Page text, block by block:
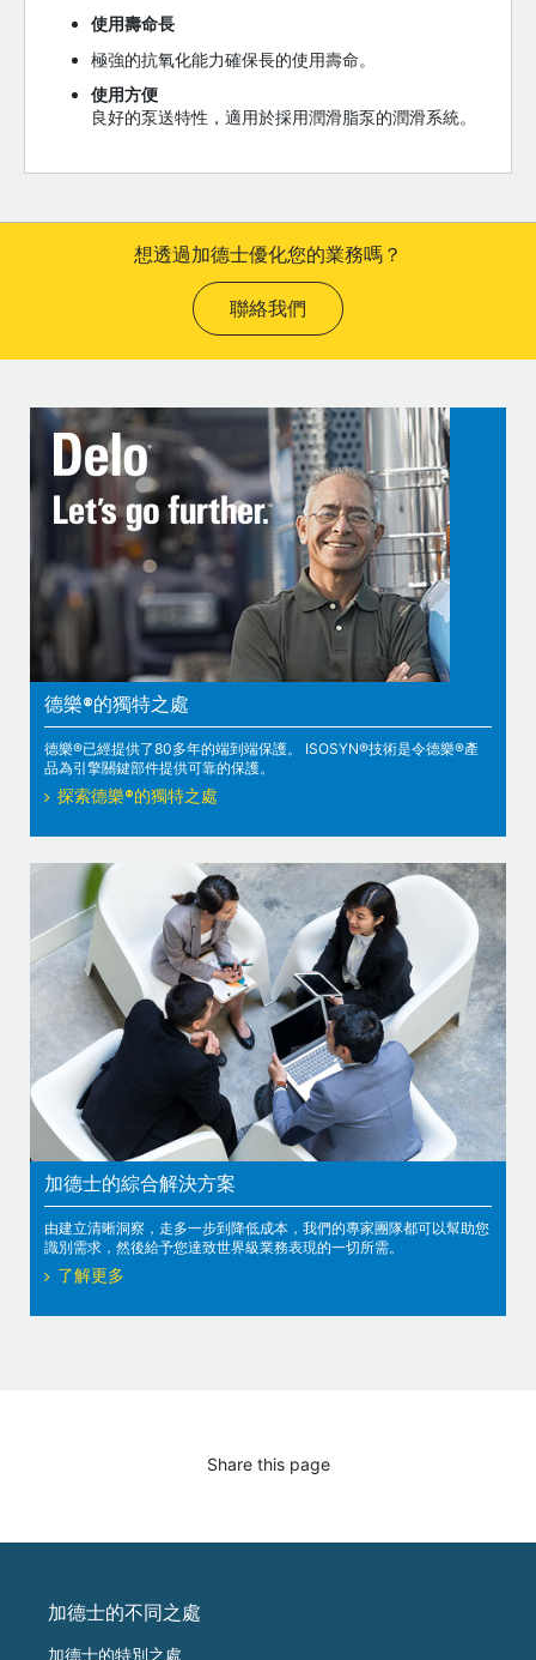
使用壽命長
極強的抗氧化能力確保長的使用壽命。
使用方便
良好的泵送特性，適用於採用潤滑脂泵的潤滑系統。
想透過加德士優化您的業務嗎？
聯絡我們
德樂®的獨特之處
德樂®已經提供了80多年的端到端保護。 ISOSYN®技術是令德樂®產
品為引擎關鍵部件提供可靠的保護。
探索德樂®的獨特之處
加德士的綜合解決方案
由建立清晰洞察，走多一步到降低成本，我們的專家團隊都可以幫助您
識別需求，然後給予您達致世界級業務表現的一切所需。
了解更多
Share this page
加德士的不同之處
加德士的特別之處